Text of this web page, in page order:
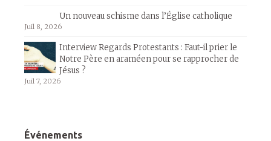
Un nouveau schisme dans l’Église catholique
Juil 8, 2026
Interview Regards Protestants : Faut-il prier le
Notre Père en araméen pour se rapprocher de
Jésus ?
Juil 7, 2026
Événements